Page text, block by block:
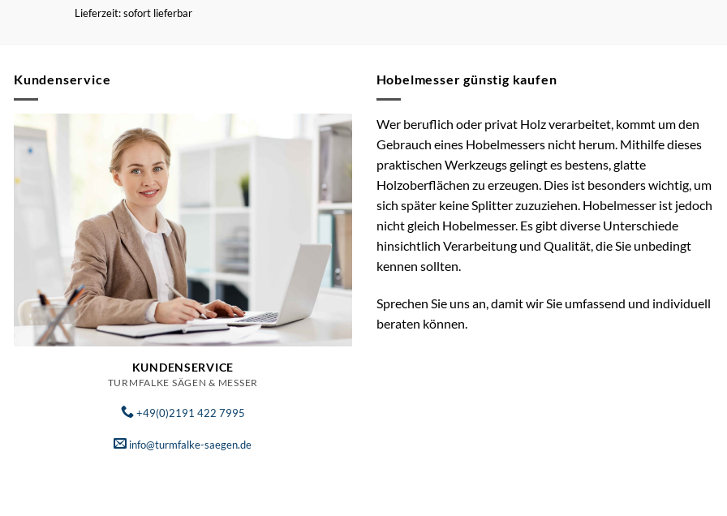
Lieferzeit: sofort lieferbar
Kundenservice
KUNDENSERVICE
TURMFALKE SÄGEN & MESSER
+49(0)2191 422 7995
info@turmfalke-saegen.de
Hobelmesser günstig kaufen
Wer beruflich oder privat Holz verarbeitet, kommt um den
Gebrauch eines Hobelmessers nicht herum. Mithilfe dieses
praktischen Werkzeugs gelingt es bestens, glatte
Holzoberflächen zu erzeugen. Dies ist besonders wichtig, um
sich später keine Splitter zuzuziehen. Hobelmesser ist jedoch
nicht gleich Hobelmesser. Es gibt diverse Unterschiede
hinsichtlich Verarbeitung und Qualität, die Sie unbedingt
kennen sollten.
Sprechen Sie uns an, damit wir Sie umfassend und individuell
beraten können.